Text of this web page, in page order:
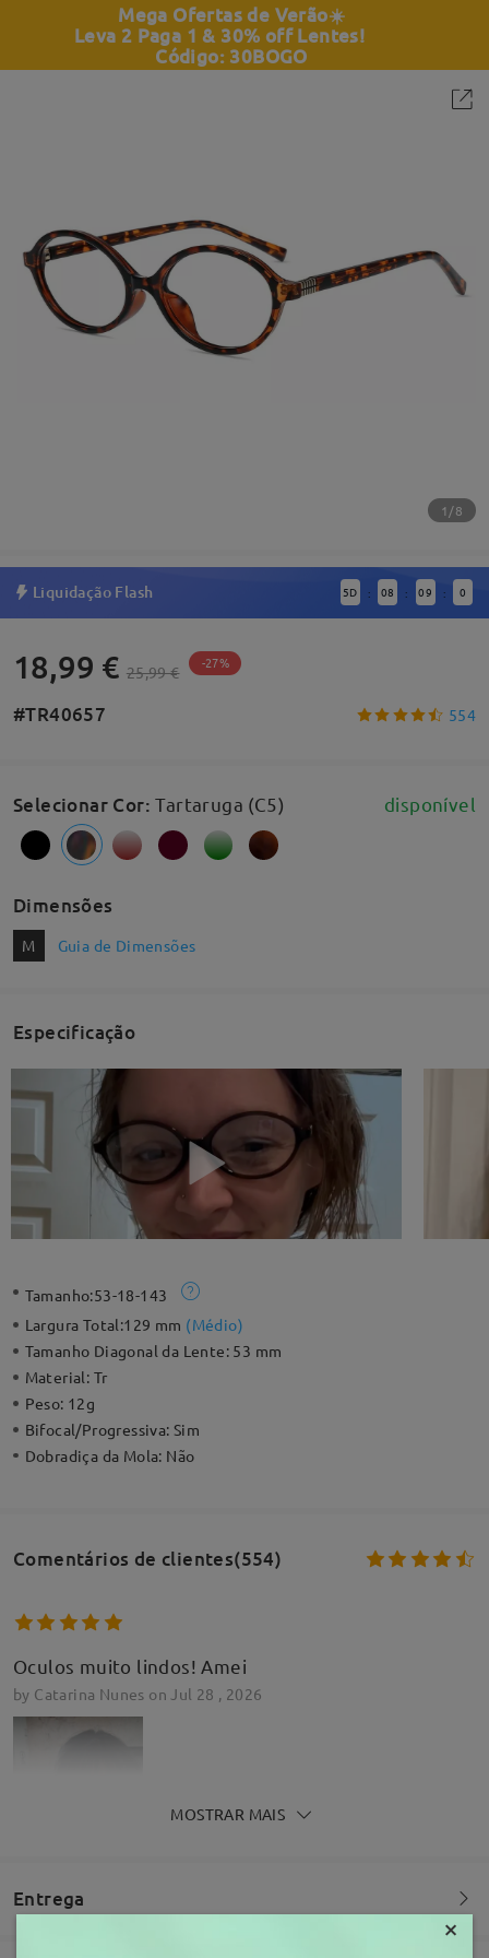
Mega Ofertas de Verão☀️
Leva 2 Paga 1 & 30% off Lentes!
Código: 30BOGO
1/8
Liquidação Flash 5D : 08 : 08 : 59
18,99 € 25,99 € -27%
#TR40657 554
Selecionar Cor:Tartaruga (C5) disponível
Dimensões
M Guia de Dimensões
Especificação
Tamanho:53-18-143
Largura Total:129 mm (Médio)
Tamanho Diagonal da Lente: 53 mm
Material: Tr
Peso: 12g
Bifocal/Progressiva:Sim
Dobradiça da Mola: Não
Comentários de clientes(554)
Oculos muito lindos! Amei
by Catarina Nunes on Jul 28 , 2026
MOSTRAR MAIS
Entrega
×